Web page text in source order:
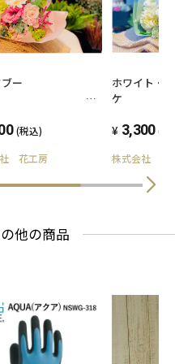
ー
(税込)
花工房
ホワイト・
3,300 (税
株式会社 花
他の商品